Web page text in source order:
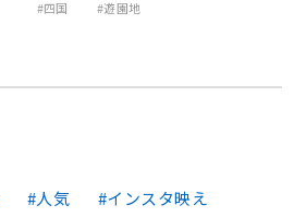
四国
遊園地
人気
インスタ映え